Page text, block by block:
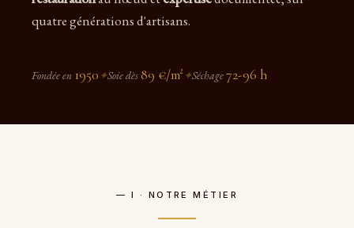
quatre générations d'artisans.
Fondée en 1950 ✦Soie dès 89 €/m² ✦Séchage72-96 h
— I · NOTRE MÉTIER